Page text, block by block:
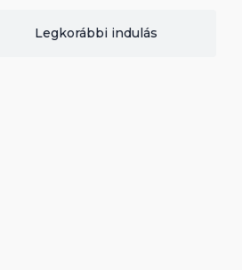
Legkorábbi indulás